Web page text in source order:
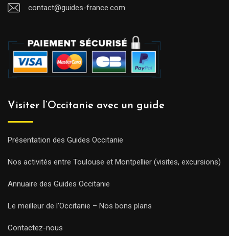
contact@guides-france.com
Visiter l’Occitanie avec un guide
Présentation des Guides Occitanie
Nos activités entre Toulouse et Montpellier (visites, excursions)
Annuaire des Guides Occitanie
Le meilleur de l’Occitanie – Nos bons plans
Contactez-nous